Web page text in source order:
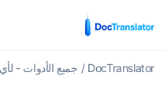
DocTranslator
/ جميع الأدوات -